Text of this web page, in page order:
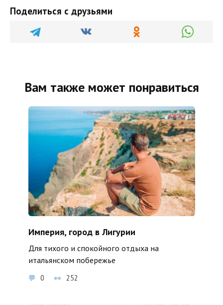
Поделиться с друзьями
Вам также может понравиться
Империя, город в Лигурии
Для тихого и спокойного отдыха на
итальянском побережье
0 252